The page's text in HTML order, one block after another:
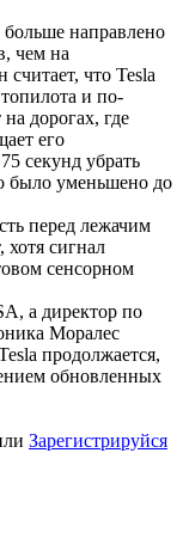
направлено
чем на
что Tesla
и по-
дорогах, где
его
секунд убрать
было уменьшено до
перед лежачим
сигнал
сенсорном
а директор по
Моралес
продолжается,
обновленных
Зарегистрируйся